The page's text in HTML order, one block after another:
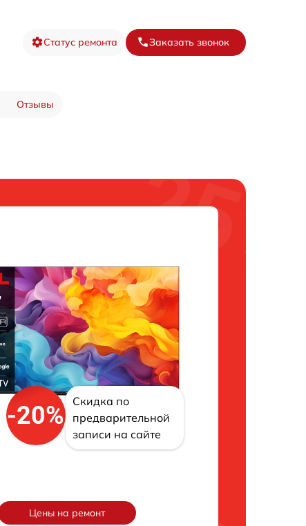
Статус ремонта Заказать звонок
Отзывы
-20%
Скидка по
предварительной
записи на сайте
Цены на ремонт